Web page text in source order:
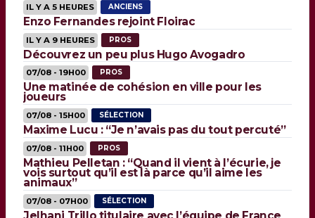
IL Y A 5 HEURES ANCIENS
Enzo Fernandes rejoint Floirac
IL Y A 9 HEURES PROS
Découvrez un peu plus Hugo Avogadro
07/08 - 19H00 PROS
Une matinée de cohésion en ville pour les
joueurs
07/08 - 15H00 SÉLECTION
Maxime Lucu : “Je n’avais pas du tout percuté”
07/08 - 11H00 PROS
Mathieu Pelletan : “Quand il vient à l’écurie, je
vois surtout qu’il est là parce qu’il aime les
animaux”
07/08 - 07H00 SÉLECTION